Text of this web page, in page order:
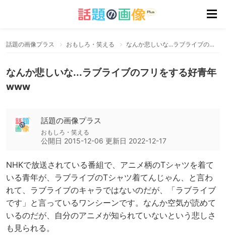
話題の画像プラス おもしろ・笑える なんか悲しいな...ラブライブのフリをする好青年www
なんか悲しいな...ラブライブのフリをする好青年
www
話題の画像プラス
おもしろ・笑える
公開日 2015-12-06 更新日 2022-12-17
NHKで放送されている番組で、アニメ柄のTシャツを着て
いる青年が、ラブライブのTシャツ着てんじゃん、と言わ
れて、ラブライブのキャラではないのだが、「ラブライブ
です」と言っているワンシーンです。なんか空気が読めて
いるのだが、自分のアニメが知られていないという悲しさ
も見られる。